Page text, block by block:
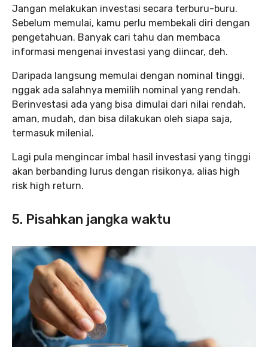
Jangan melakukan investasi secara terburu-buru.
Sebelum memulai, kamu perlu membekali diri dengan
pengetahuan. Banyak cari tahu dan membaca
informasi mengenai investasi yang diincar, deh.
Daripada langsung memulai dengan nominal tinggi,
nggak ada salahnya memilih nominal yang rendah.
Berinvestasi ada yang bisa dimulai dari nilai rendah,
aman, mudah, dan bisa dilakukan oleh siapa saja,
termasuk milenial.
Lagi pula mengincar imbal hasil investasi yang tinggi
akan berbanding lurus dengan risikonya, alias high
risk high return.
5. Pisahkan jangka waktu